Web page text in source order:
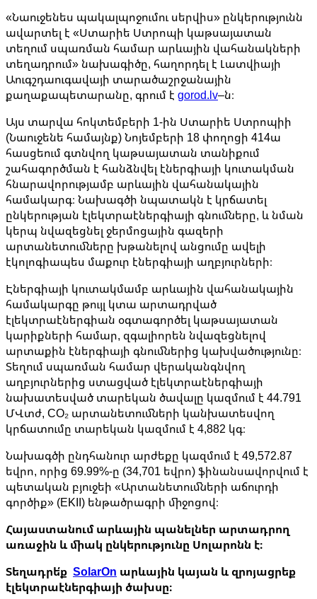
«Նաուջենես պակալպոջումու սերվիս» ընկերությունն
ավարտել է «Ստարիե Ստրոպի կաթսայատան
տեղում սպառման համար արևային վահանակների
տեղադրում» նախագիծը, հաղորդել է Լատվիայի
Աուգշդաուգավայի տարածաշրջանային
քաղաքապետարանը, գրում է gorod.lv–ն։
Այս տարվա հոկտեմբերի 1-ին Ստարիե Ստրոպիի
(Նաուջենե համայնք) Նոյեմբերի 18 փողոցի 414ա
հասցեում գտնվող կաթսայատան տանիքում
շահագործման է հանձնվել էներգիայի կուտակման
հնարավորությամբ արևային վահանակային
համակարգ։ Նախագծի նպատակն է կրճատել
ընկերության էլեկտրաէներգիայի գնումները, և նման
կերպ նվազեցնել ջերմոցային գազերի
արտանետումները խթանելով անցումը ավելի
էկոլոգիապես մաքուր էներգիայի աղբյուրների։
Էներգիայի կուտակմամբ արևային վահանակային
համակարգը թույլ կտա արտադրված
էլեկտրաէներգիան օգտագործել կաթսայատան
կարիքների համար, զգալիորեն նվազեցնելով
արտաքին էներգիայի գնումներից կախվածությունը։
Տեղում սպառման համար վերականգնվող
աղբյուրներից ստացված էլեկտրաէներգիայի
նախատեսված տարեկան ծավալը կազմում է 44.791
ՄՎտժ, CO₂ արտանետումների կանխատեսվող
կրճատումը տարեկան կազմում է 4,882 կգ։
Նախագծի ընդհանուր արժեքը կազմում է 49,572.87
եվրո, որից 69.99%-ը (34,701 եվրո) ֆինանսավորվում է
պետական ​​բյուջեի «Արտանետումների աճուրդի
գործիք» (EKII) ենթածրագրի միջոցով։
Հայաստանում արևային պանելներ արտադրող
առաջին և միակ ընկերությունը Սոլարոնն է։
Տեղադրե՛ք SolarOn արևային կայան և զրոյացրեք
էլեկտրաէներգիայի ծախսը։